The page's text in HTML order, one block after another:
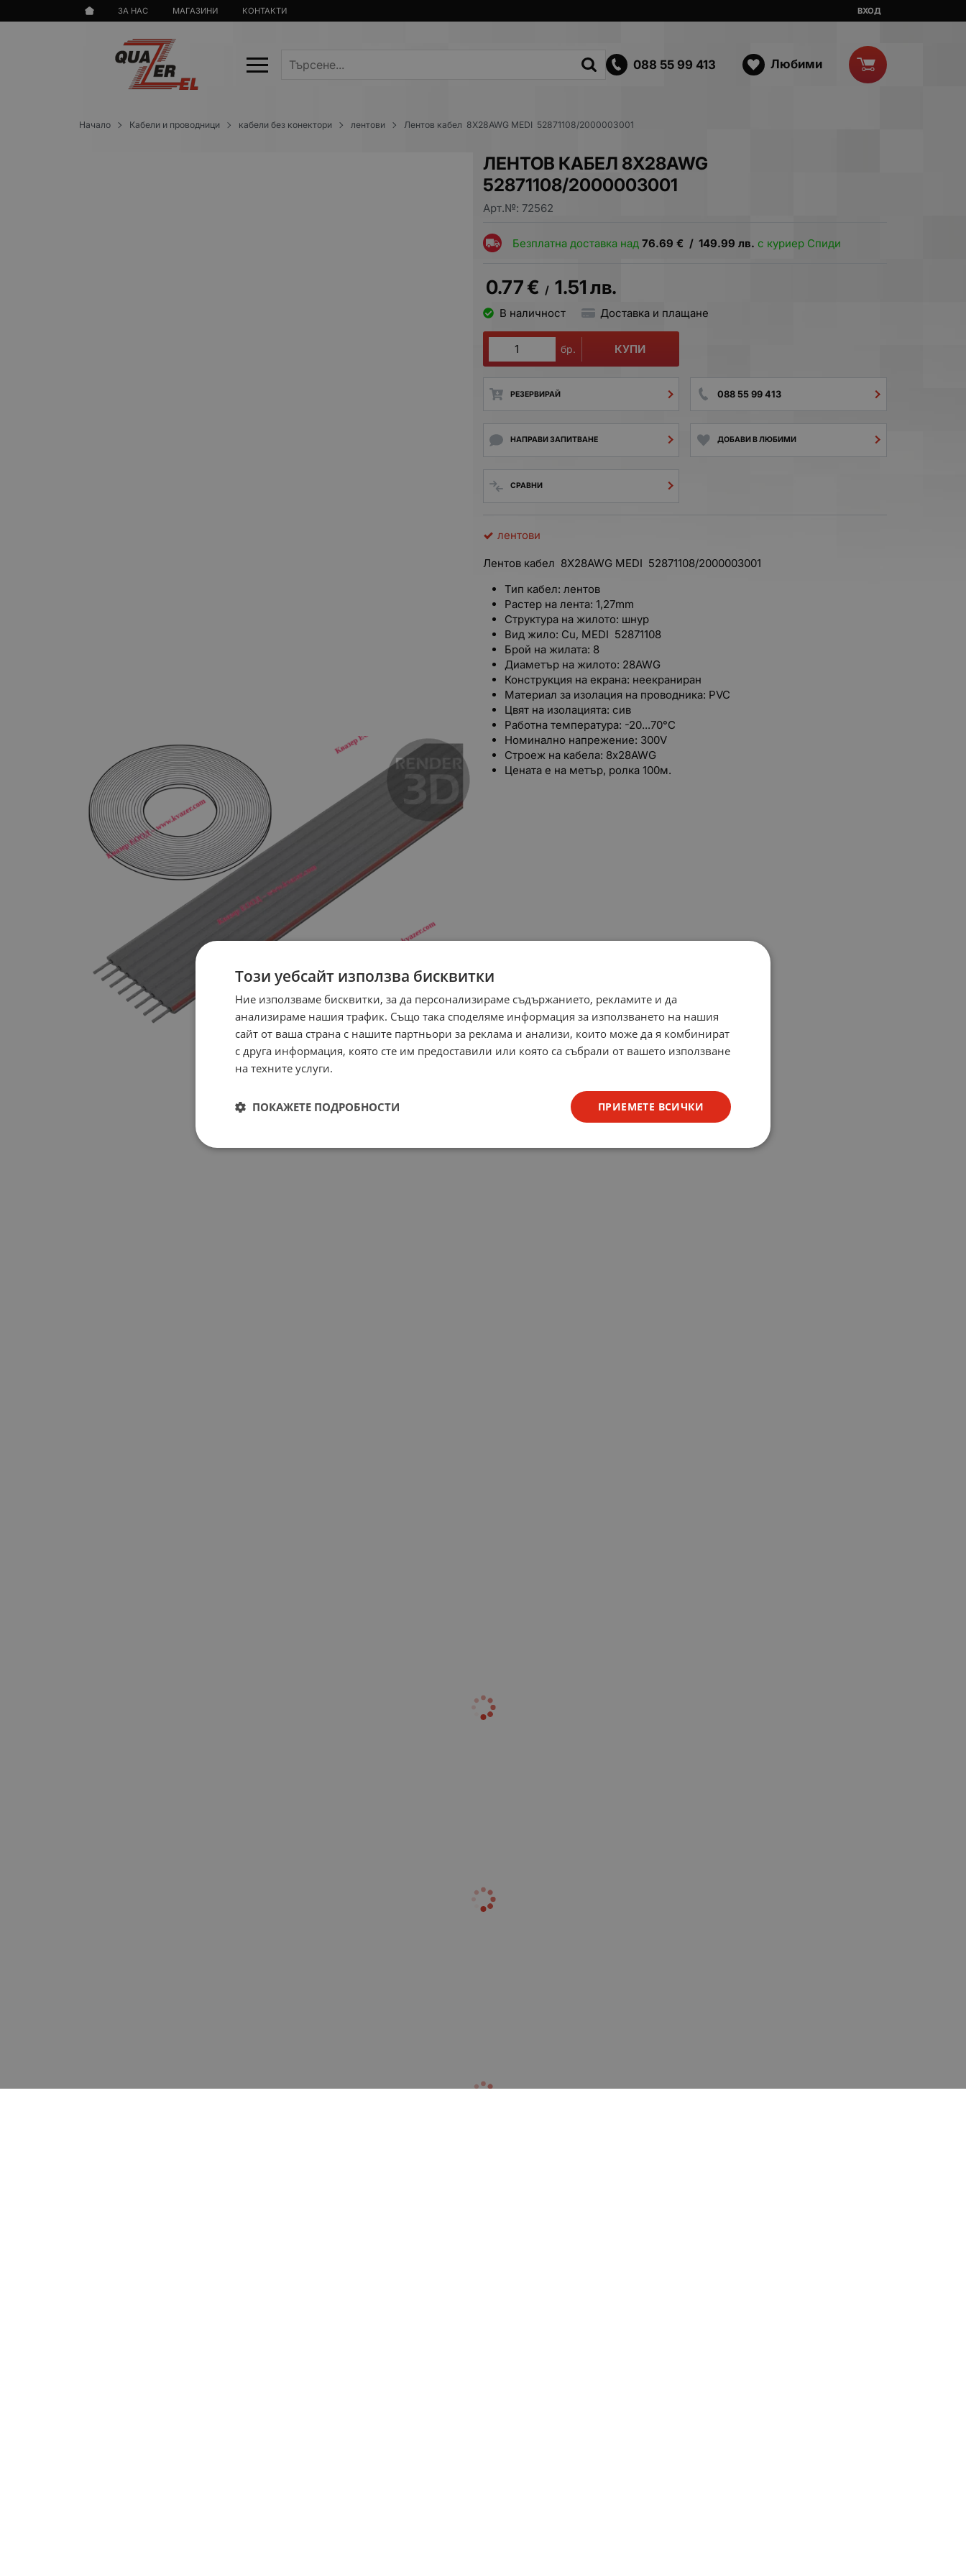
ЗА НАС МАГАЗИНИ КОНТАКТИ ВХОД
088 55 99 413 Любими
Начало Кабели и проводници кабели без конектори лентови Лентов кабел 8Х28AWG MEDI 52871108/2000003001
ЛЕНТОВ КАБЕЛ 8Х28AWG
52871108/2000003001
Арт.№: 72562
Безплатна доставка над76.69 € / 149.99 лв. с куриер Спиди
0.77€ / 1.51лв.
В наличност Доставка и плащане
бр. КУПИ
РЕЗЕРВИРАЙ 088 55 99 413
НАПРАВИ ЗАПИТВАНЕ ДОБАВИ В ЛЮБИМИ
СРАВНИ
лентови
Лентов кабел 8Х28AWG MEDI 52871108/2000003001
Тип кабел: лентов
Растер на лента: 1,27mm
Структура на жилото: шнур
Вид жило: Cu, MEDI 52871108
Брой на жилата: 8
Диаметър на жилото: 28AWG
Конструкция на екрана: неекраниран
Материал за изолация на проводника: PVC
Цвят на изолацията: сив
Работна температура: -20...70°C
Номинално напрежение: 300V
Строеж на кабела: 8x28AWG
Цената е на метър, ролка 100м.
Този уебсайт използва бисквитки
Ние използваме бисквитки, за да персонализираме съдържанието, рекламите и да
анализираме нашия трафик. Също така споделяме информация за използването на нашия
сайт от ваша страна с нашите партньори за реклама и анализи, които може да я комбинират
с друга информация, която сте им предоставили или която са събрали от вашето използване
на техните услуги.
ПРИЕМЕТЕ ВСИЧКИ
ПОКАЖЕТЕ ПОДРОБНОСТИ